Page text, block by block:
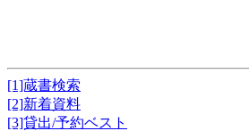
[1]蔵書検索
[2]新着資料
[3]貸出/予約ベスト